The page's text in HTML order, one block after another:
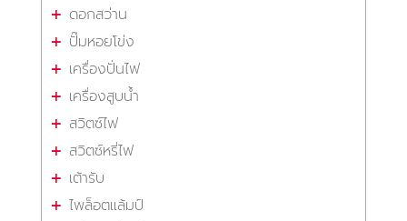
ดอกสว่าน
ปั๊มหอยโข่ง
เครื่องปั่นไฟ
เครื่องสูบน้ำ
สวิตซ์ไฟ
สวิตซ์หรี่ไฟ
เต้ารับ
ไพล็อตแล้มป์